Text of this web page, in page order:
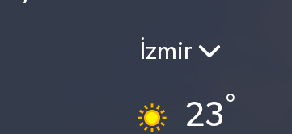
İzmir
23°